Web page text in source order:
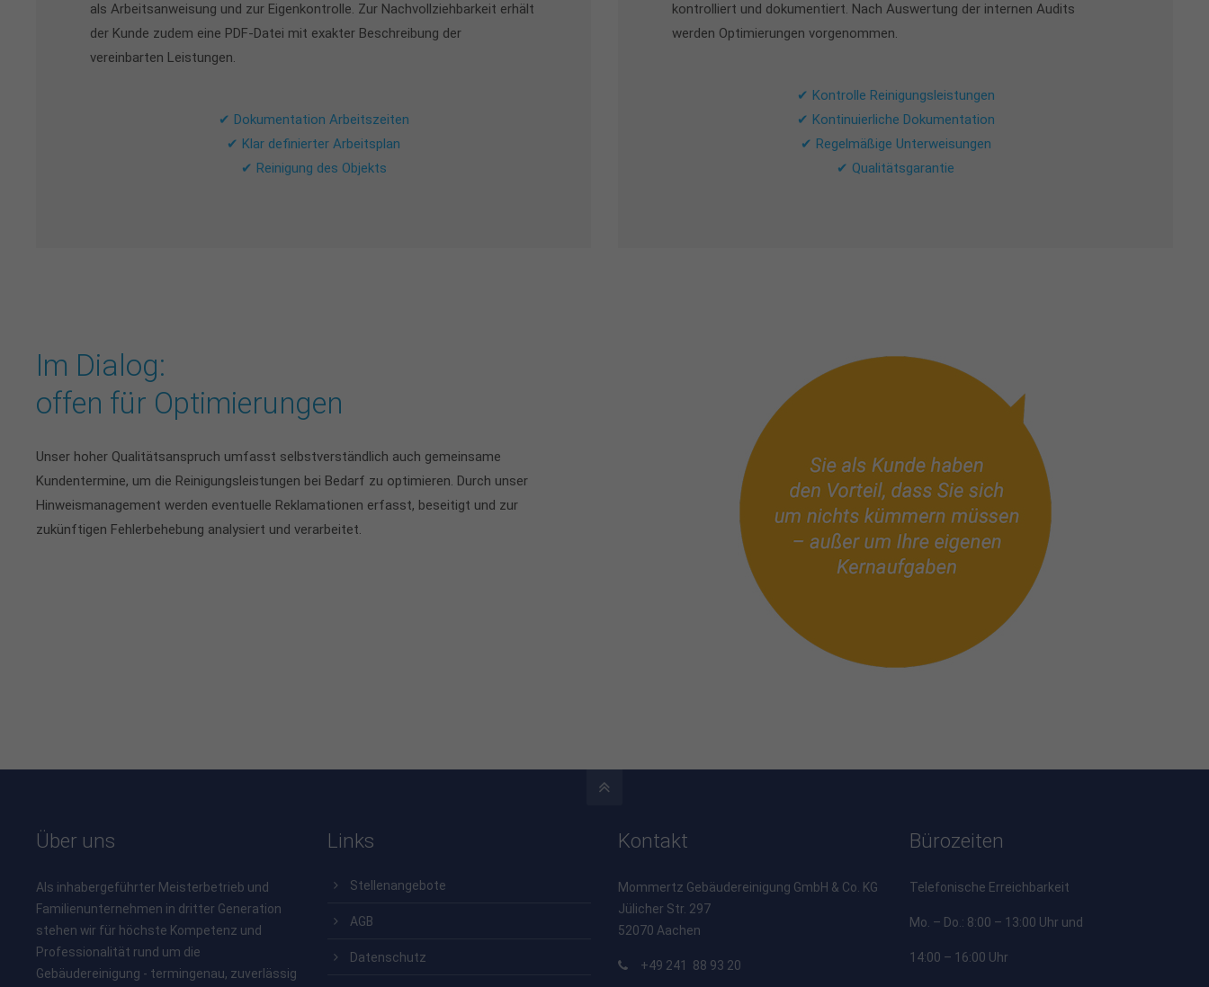
als Arbeitsanweisung und zur Eigenkontrolle. Zur Nachvollziehbarkeit erhält
der Kunde zudem eine PDF-Datei mit exakter Beschreibung der
vereinbarten Leistungen.
✔ Dokumentation Arbeitszeiten
✔ Klar definierter Arbeitsplan
✔ Reinigung des Objekts
kontrolliert und dokumentiert. Nach Auswertung der internen Audits
werden Optimierungen vorgenommen.
✔ Kontrolle Reinigungsleistungen
✔ Kontinuierliche Dokumentation
✔ Regelmäßige Unterweisungen
✔ Qualitätsgarantie
Im Dialog:
offen für Optimierungen
Unser hoher Qualitätsanspruch umfasst selbstverständlich auch gemeinsame
Kundentermine, um die Reinigungsleistungen bei Bedarf zu optimieren. Durch unser
Hinweismanagement werden eventuelle Reklamationen erfasst, beseitigt und zur
zukünftigen Fehlerbehebung analysiert und verarbeitet.
Über uns
Als inhabergeführter Meisterbetrieb und
Familienunternehmen in dritter Generation
stehen wir für höchste Kompetenz und
Professionalität rund um die
Gebäudereinigung - termingenau, zuverlässig
Links
Stellenangebote
AGB
Datenschutz
Kontakt
Mommertz Gebäudereinigung GmbH & Co. KG
Jülicher Str. 297
52070 Aachen
+49 241 88 93 20
Bürozeiten
Telefonische Erreichbarkeit
Mo. – Do.: 8:00 – 13:00 Uhr und
14:00 – 16:00 Uhr